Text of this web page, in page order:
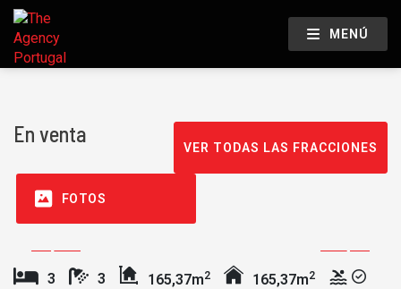
MENÚ
En venta
VER TODAS LAS FRACCIONES
FOTOS
3 3 165,37m2 165,37m2